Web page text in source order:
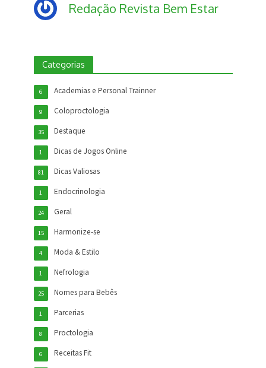
Redação Revista Bem Estar
Categorias
Academias e Personal Trainner
6
Coloproctologia
9
Destaque
35
Dicas de Jogos Online
1
Dicas Valiosas
81
Endocrinologia
1
Geral
24
Harmonize-se
15
Moda & Estilo
4
Nefrologia
1
Nomes para Bebês
25
Parcerias
1
Proctologia
8
Receitas Fit
6